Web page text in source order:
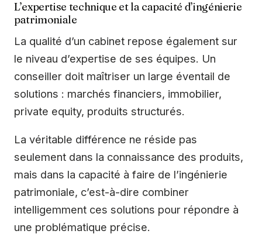
L’expertise technique et la capacité d’ingénierie
patrimoniale
La qualité d’un cabinet repose également sur
le niveau d’expertise de ses équipes. Un
conseiller doit maîtriser un large éventail de
solutions : marchés financiers, immobilier,
private equity, produits structurés.
La véritable différence ne réside pas
seulement dans la connaissance des produits,
mais dans la capacité à faire de l’ingénierie
patrimoniale, c’est-à-dire combiner
intelligemment ces solutions pour répondre à
une problématique précise.